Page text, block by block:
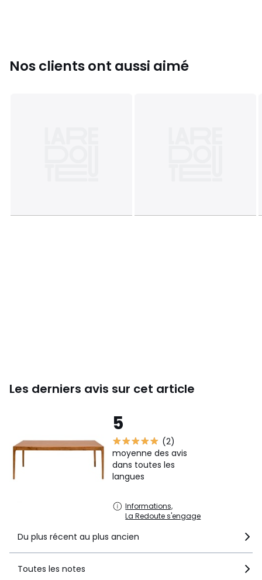
Couleurs Nature, Noyer
Nos clients ont aussi aimé
Les derniers avis sur cet article
5
(2)
moyenne des avis
dans toutes les
langues
Informations,
La Redoute s'engage
Du plus récent au plus ancien
Toutes les notes